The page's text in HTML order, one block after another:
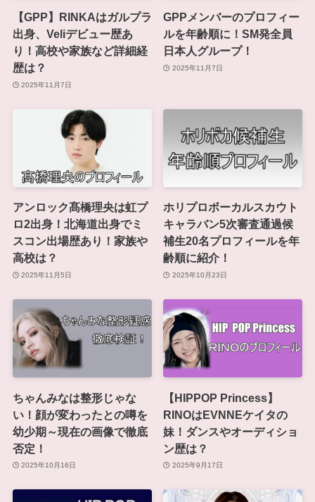
【GPP】RINKAはガルプラ
出身、Veliデビュー歴あ
り！高校や家族など詳細経
歴は？
2025年11月7日
GPPメンバーのプロフィー
ルを年齢順に！SM発全員
日本人グループ！
2025年11月7日
アンロック髙橋理央は虹プ
ロ2出身！北海道出身でミ
スコン出場歴あり！家族や
高校は？
2025年11月5日
ホリプロボーカルスカウト
キャラバン5次審査通過候
補生20名プロフィールを年
齢順に紹介！
2025年10月23日
ちゃんみなは整形じゃな
い！顔が変わったとの噂を
幼少期～現在の画像で徹底
否定！
2025年10月16日
【HIPPOP Princess】
RINOはEVNNEケイタの
妹！ダンスやオーディショ
ン歴は？
2025年9月17日